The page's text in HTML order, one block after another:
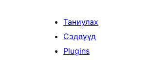
Таниулах
Сэдвүүд
Plugins